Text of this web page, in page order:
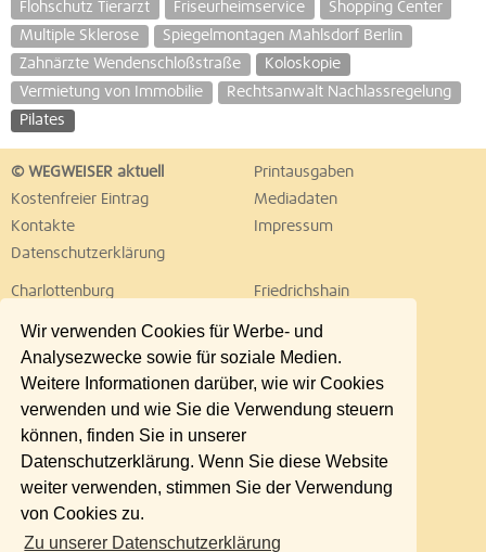
Wir verwenden Cookies für Werbe- und
Analysezwecke sowie für soziale Medien.
Weitere Informationen darüber, wie wir Cookies
verwenden und wie Sie die Verwendung steuern
können, finden Sie in unserer
Datenschutzerklärung. Wenn Sie diese Website
weiter verwenden, stimmen Sie der Verwendung
von Cookies zu.
Zu unserer Datenschutzerklärung
Flohschutz Tierarzt
Friseurheimservice
Shopping Center
Multiple Sklerose
Spiegelmontagen Mahlsdorf Berlin
Zahnärzte Wendenschloßstraße
Koloskopie
Vermietung von Immobilie
Rechtsanwalt Nachlassregelung
Pilates
© WEGWEISER aktuell
Printausgaben
Kostenfreier Eintrag
Mediadaten
Kontakte
Impressum
Datenschutzerklärung
Charlottenburg
Friedrichshain
Lichtenberg
Marzahn
Neukölln
Pankow
Reinickendorf
Schöneberg
Spandau
Steglitz
Tempelhof
Treptow
Umland Ost